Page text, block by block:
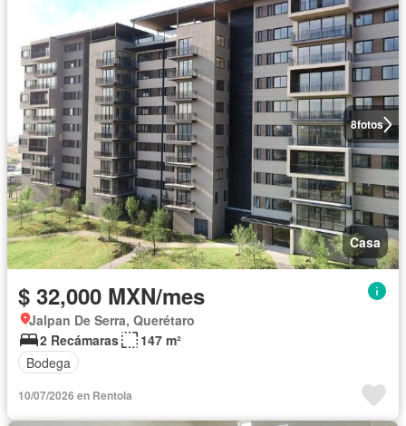
8fotos
Casa
$ 32,000 MXN/mes
Jalpan De Serra, Querétaro
2 Recámaras
147 m²
Bodega
10/07/2026 en Rentola